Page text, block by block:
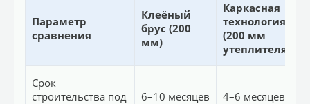
Параметр
сравнения
Клеёный
брус (200
мм)
Каркасная
технология
(200 мм
утеплителя)
Срок
строительства под
6–10 месяцев 4–6 месяцев